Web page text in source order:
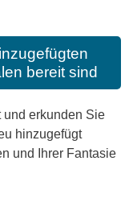
bereit sind
und erkunden Sie
hinzugefügt
und Ihrer Fantasie